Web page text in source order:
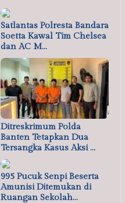
Satlantas Polresta Bandara
Soetta Kawal Tim Chelsea
dan AC M…
Ditreskrimum Polda
Banten Tetapkan Dua
Tersangka Kasus Aksi …
995 Pucuk Senpi Beserta
Amunisi Ditemukan di
Ruangan Sekolah…